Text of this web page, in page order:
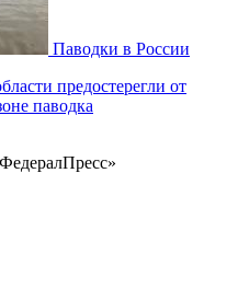
Паводки в России
предостерегли от
паводка